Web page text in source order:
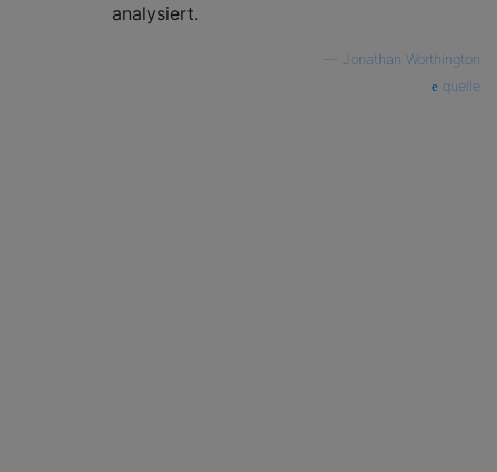
analysiert.
Jonathan Worthington
quelle